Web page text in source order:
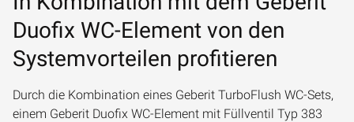
Duofix WC-Element von den
Systemvorteilen profitieren
Durch die Kombination eines Geberit TurboFlush WC-Sets,
einem Geberit Duofix WC-Element mit Füllventil Typ 383